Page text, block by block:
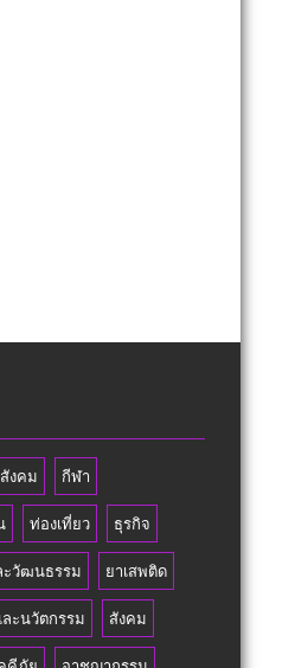
งคม กีฬา
ท่องเที่ยว ธุรกิจ
วัฒนธรรม ยาเสพติด
ะนวัตกรรม สังคม